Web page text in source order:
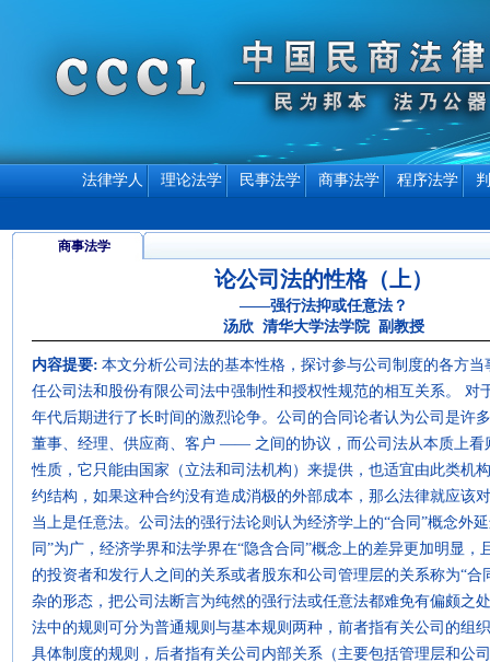
法律学人 理论法学 民事法学 商事法学 程序法学
商事法学
论公司法的性格（上）
——强行法抑或任意法？
汤欣 清华大学法学院 副教授
内容提要: 本文分析公司法的基本性格，探讨参与公司制度的各方
任公司法和股份有限公司法中强制性和授权性规范的相互关系。 对
年代后期进行了长时间的激烈论争。公司的合同论者认为公司是许
董事、经理、供应商、客户 —— 之间的协议，而公司法从本质上看
性质，它只能由国家（立法和司法机构）来提供，也适宜由此类机
约结构，如果这种合约没有造成消极的外部成本，那么法律就应该
当上是任意法。公司法的强行法论则认为经济学上的“合同”概念外
同”为广，经济学界和法学界在“隐含合同”概念上的差异更加明显
的投资者和发行人之间的关系或者股东和公司管理层的关系称为“
杂的形态，把公司法断言为纯然的强行法或任意法都难免有偏颇之
法中的规则可分为普通规则与基本规则两种，前者指有关公司的组
具体制度的规则，后者指有关公司内部关系（主要包括管理层和公